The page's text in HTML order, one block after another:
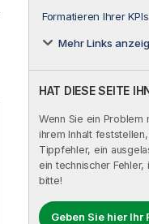
Formatieren Ihrer KPIs
Mehr Links
HAT DIESE SEITE
Wenn Sie ein
ihrem Inhalt
Tippfehler, ein
ein technischer
bitte!
Geben Sie hier Ihr